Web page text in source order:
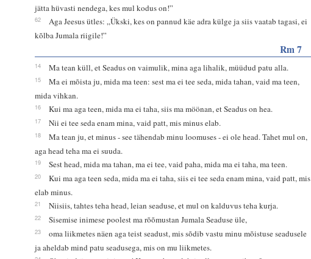
jätta hüvasti nendega, kes mul kodus on!”
62
Aga Jeesus ütles: „Ükski, kes on pannud käe adra külge ja siis vaatab tagasi, ei
kõlba Jumala riigile!”
Rm 7
14 Ma tean küll, et Seadus on vaimulik, mina aga lihalik, müüdud patu alla.
15
Ma ei mõista ju, mida ma teen: sest ma ei tee seda, mida tahan, vaid ma teen,
mida vihkan.
16 Kui ma aga teen, mida ma ei taha, siis ma möönan, et Seadus on hea.
17 Nii ei tee seda enam mina, vaid patt, mis minus elab.
18
Ma tean ju, et minus - see tähendab minu loomuses - ei ole head. Tahet mul on,
aga head teha ma ei suuda.
19 Sest head, mida ma tahan, ma ei tee, vaid paha, mida ma ei taha, ma teen.
20
Kui ma aga teen seda, mida ma ei taha, siis ei tee seda enam mina, vaid patt, mis
elab minus.
21 Niisiis, tahtes teha head, leian seaduse, et mul on kalduvus teha kurja.
22 Sisemise inimese poolest ma rõõmustan Jumala Seaduse üle,
23
oma liikmetes näen aga teist seadust, mis sõdib vastu minu mõistuse seadusele
ja aheldab mind patu seadusega, mis on mu liikmetes.